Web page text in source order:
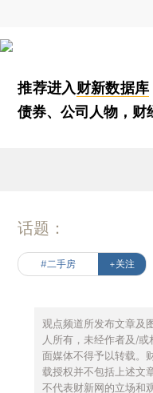
推荐进入财新数据库
债券、公司人物，财
话题：
#二手房 +关注
观点频道所发布文章及
人所有，未经作者及/
面媒体不得予以转载。
载授权并不包括上述文
不代表财新网的立场和观